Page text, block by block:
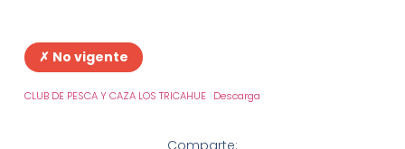
✗ No vigente
CLUB DE PESCA Y CAZA LOS TRICAHUE Descarga